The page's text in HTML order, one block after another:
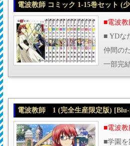
電波教師 コミック 1-15巻セット (
■電波教
■ YDな
仲間の
一部完
電波教師 1 (完全生産限定版)
■電波
■学園を